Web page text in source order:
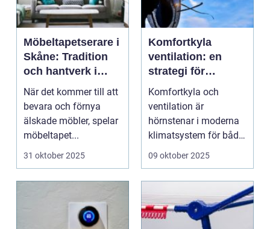
Möbeltapetserare i
Skåne: Tradition
och hantverk i
harmoni
När det kommer till att
bevara och förnya
älskade möbler, spelar
möbeltapet...
31 oktober 2025
Komfortkyla
ventilation: en
strategi för
framtiden
Komfortkyla och
ventilation är
hörnstenar i moderna
klimatsystem för både
komme...
09 oktober 2025